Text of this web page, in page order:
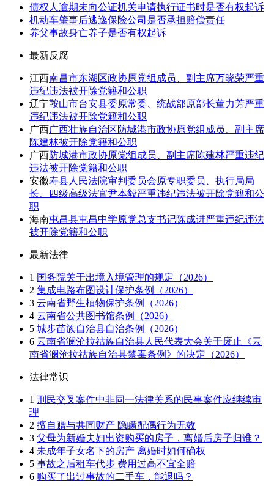
债权人逾期未向公证机关申请执行证书时是否有权起诉
机动车肇事后逃逸保险公司是否承担赔偿责任
养父事故身亡养子是否有权起诉
最新反腐
江西南昌市东湖区政协原党组成员、副主席万晓荣严重
违纪违法被开除党籍和公职
辽宁鞍山市台安县委原常委、统战部原部长董力芳严重
违纪违法被开除党籍和公职
广西广西壮族自治区防城港市政协原党组成员、副主席
陈建林被开除党籍和公职
广西防城港市政协原党组成员、副主席陈建林严重违纪
违法被开除党籍和公职
安徽寿县人民法院审判委员会原专职委员、执行局局
长、四级高级法官尹本毅严重违纪违法被开除党籍和公
职
海南屯昌县屯昌中学原党总支书记陈成进严重违纪违法
被开除党籍和公职
最新法律
1 国务院关于出境入境管理的规定（2026）
2 集成电路布图设计保护条例（2026）
3 云南省野生植物保护条例（2026）
4 云南省公共图书馆条例（2026）
5 城步苗族自治县自治条例（2026）
6 云南省澜沧拉祜族自治县人民代表大会关于废止《云
南省澜沧拉祜族自治县禁毒条例》的决定（2026）
法律常识
1 刑民交叉案件中非同一法律关系的民事案件应继续审
理
2 擅自赠与共同财产 隐瞒配偶行为无效
3 父母为新婚夫妇出资购买的房子，离婚后房子归谁？
4 未成年子女名下的房产 离婚时如何确权
5 事故之后租车代步 费用过高不宜全赔
6 购买了出过事故的二手车，能退吗？